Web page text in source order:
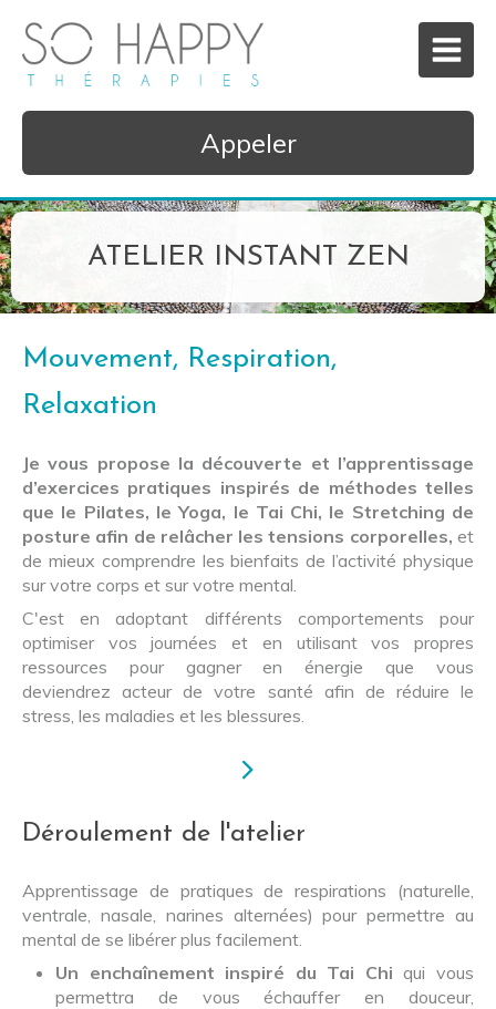
Appeler
ATELIER INSTANT ZEN
Mouvement, Respiration,
Relaxation
Je vous propose la découverte et l’apprentissage
d’exercices pratiques inspirés de méthodes telles
que le Pilates, le Yoga, le Tai Chi, le Stretching de
posture afin de relâcher les tensions corporelles, et
de mieux comprendre les bienfaits de l’activité physique
sur votre corps et sur votre mental.
C'est en adoptant différents comportements pour
optimiser vos journées et en utilisant vos propres
ressources pour gagner en énergie que vous
deviendrez acteur de votre santé afin de réduire le
stress, les maladies et les blessures.
Déroulement de l'atelier
Apprentissage de pratiques de respirations (naturelle,
ventrale, nasale, narines alternées) pour permettre au
mental de se libérer plus facilement.
Un enchaînement inspiré du Tai Chi qui vous
permettra de vous échauffer en douceur,